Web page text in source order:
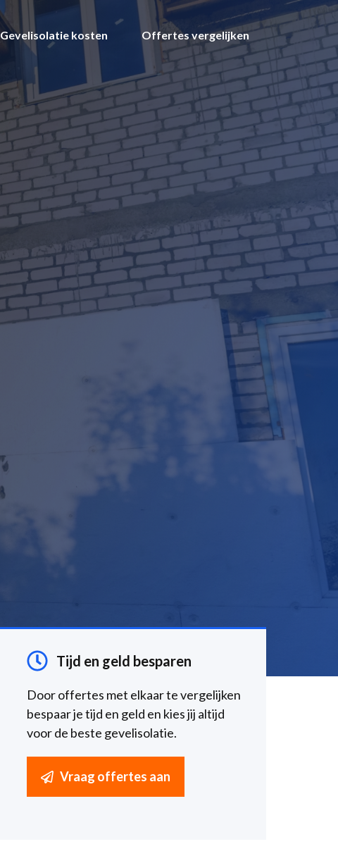
Gevelisolatie kosten Offertes vergelijken
Tijd en geld besparen
Door offertes met elkaar te vergelijken
bespaar je tijd en geld en kies jij altijd
voor de beste gevelisolatie.
Vraag offertes aan